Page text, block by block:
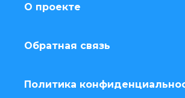
О проекте
Обратная связь
Политика